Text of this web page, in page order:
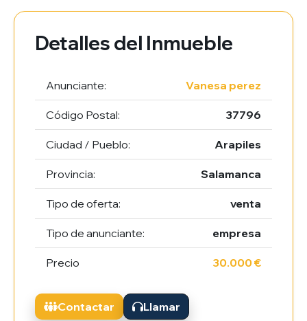
Detalles del Inmueble
Anunciante: Vanesa perez
Código Postal: 37796
Ciudad / Pueblo: Arapiles
Provincia: Salamanca
Tipo de oferta: venta
Tipo de anunciante: empresa
Precio 30.000 €
Contactar Llamar